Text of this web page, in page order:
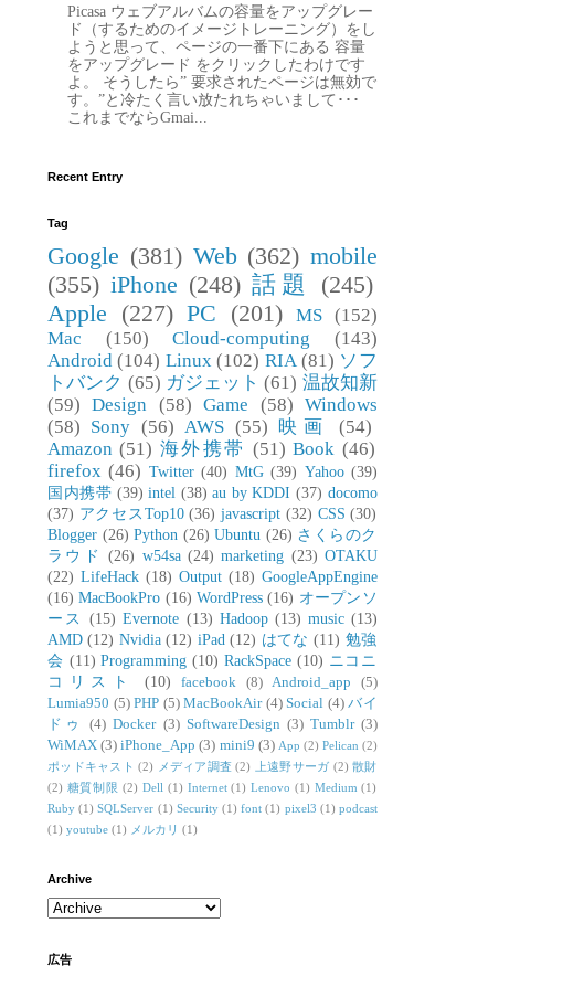
Picasa ウェブアルバムの容量をアップグレー
ド（するためのイメージトレーニング）をし
ようと思って、ページの一番下にある 容量
をアップグレード をクリックしたわけです
よ。 そうしたら” 要求されたページは無効で
す。”と冷たく言い放たれちゃいまして･･･
これまでならGmai...
Recent Entry
Tag
Google (381) Web (362) mobile
(355) iPhone (248) 話題
(245)
Apple (227) PC (201) MS (152)
Mac
(150) Cloud-computing
(143)
Android (104) Linux (102) RIA (81) ソフ
トバンク (65) ガジェット (61) 温故知新
(59)
Design (58) Game (58) Windows
(58) Sony (56) AWS (55) 映画
(54)
Amazon (51) 海外携帯 (51) Book (46)
firefox (46) Twitter (40) MtG (39) Yahoo (39)
国内携帯 (39) intel (38) au by KDDI (37) docomo
(37) アクセスTop10 (36) javascript (32) CSS (30)
Blogger (26) Python (26) Ubuntu (26) さくらのク
ラウド
(26) w54sa (24) marketing (23) OTAKU
(22) LifeHack (18) Output (18) GoogleAppEngine
(16) MacBookPro (16) WordPress (16) オープンソ
ース
(15) Evernote (13) Hadoop (13) music (13)
AMD (12) Nvidia (12) iPad (12) はてな (11) 勉強
会 (11) Programming (10) RackSpace (10) ニコニ
コリスト
(10) facebook (8) Android_app
(5)
Lumia950 (5) PHP (5) MacBookAir (4) Social (4) バイ
ドゥ
(4) Docker (3) SoftwareDesign (3) Tumblr (3)
WiMAX (3) iPhone_App (3) mini9 (3) App (2) Pelican (2)
ポッドキャスト (2) メディア調査 (2) 上遠野サーガ (2) 散財
(2) 糖質制限 (2) Dell (1) Internet (1) Lenovo (1) Medium (1)
Ruby (1) SQLServer (1) Security (1) font (1) pixel3 (1) podcast
(1) youtube (1) メルカリ (1)
Archive
広告